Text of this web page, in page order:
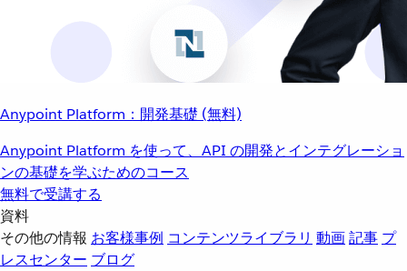
Anypoint Platform：開発基礎 (無料)
Anypoint Platform を使って、API の開発とインテグレーショ
ンの基礎を学ぶためのコース
無料で受講する
資料
その他の情報 お客様事例 コンテンツライブラリ 動画記事 プ
レスセンター ブログ